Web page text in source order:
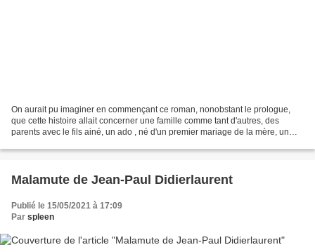
On aurait pu imaginer en commençant ce roman, nonobstant le prologue,
que cette histoire allait concerner une famille comme tant d'autres, des
parents avec le fils ainé, un ado , né d'un premier mariage de la mère, un
Malamute de Jean-Paul Didierlaurent
Publié le 15/05/2021 à 17:09
Par spleen